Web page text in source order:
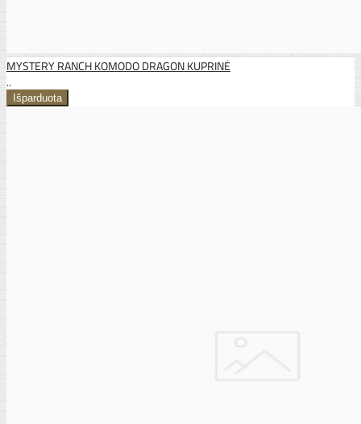
MYSTERY RANCH KOMODO DRAGON KUPRINĖ
..